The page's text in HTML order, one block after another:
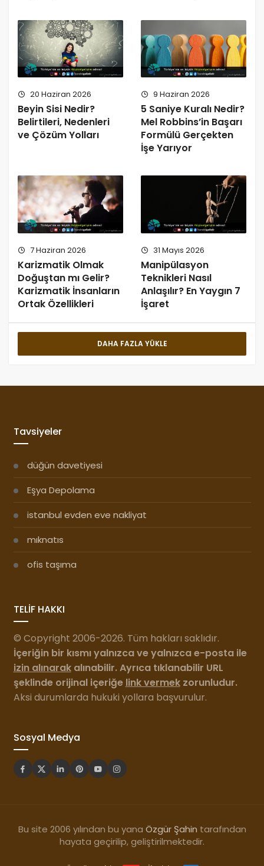
20 Haziran 2026
Beyin Sisi Nedir?
Belirtileri, Nedenleri
ve Çözüm Yolları
9 Haziran 2026
5 Saniye Kuralı Nedir?
Mel Robbins’in Başarı
Formülü Gerçekten
İşe Yarıyor
7 Haziran 2026
Karizmatik Olmak
Doğuştan mı Gelir?
Karizmatik İnsanların
Ortak Özellikleri
31 Mayıs 2026
Manipülasyon
Teknikleri Nasıl
Anlaşılır? En Yaygın 7
İşaret
DAHA FAZLA YÜKLE
Tavsiyeler
düğün davetiyesi
Eşya Depolama
istanbul evden eve nakliyat
mıknatıs
ofis taşıma
TELİF HAKKI
© Copyright 2006-2026. Tüm hakları saklıdır.
İçeriğin bir kısmı yalnızca ve yalnızca e-posta ile
izin alınarakalınabilir. Ayrıca tıklanabilir URL
şeklinde orijinal içeriğe link vermekzorunludur.
Aksi durumlarda hukuki yollara başvurulur.
Sosyal Medya
Bu site 2006 yılından bu yana Özgür Şahin tarafından
hayata geçirilip, geliştirilmektedir.